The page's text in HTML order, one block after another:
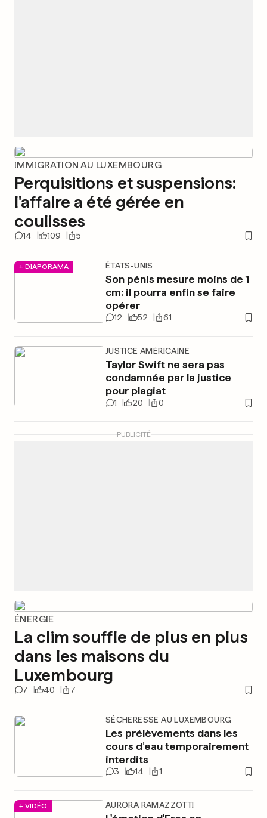
IMMIGRATION AU LUXEMBOURG
Perquisitions et suspensions:
l'affaire a été gérée en
coulisses
14 109 5
+ DIAPORAMA ÉTATS-UNIS
Son pénis mesure moins de 1
cm: il pourra enfin se faire
opérer
12 52 61
JUSTICE AMÉRICAINE
Taylor Swift ne sera pas
condamnée par la justice
pour plagiat
1 20 0
PUBLICITÉ
ÉNERGIE
La clim souffle de plus en plus
dans les maisons du
Luxembourg
7 40 7
SÉCHERESSE AU LUXEMBOURG
Les prélèvements dans les
cours d’eau temporairement
interdits
3 14 1
+ VIDÉO AURORA RAMAZZOTTI